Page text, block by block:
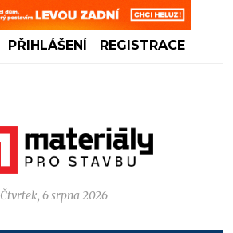
PŘIHLÁŠENÍ REGISTRACE
Čtvrtek, 6 srpna 2026